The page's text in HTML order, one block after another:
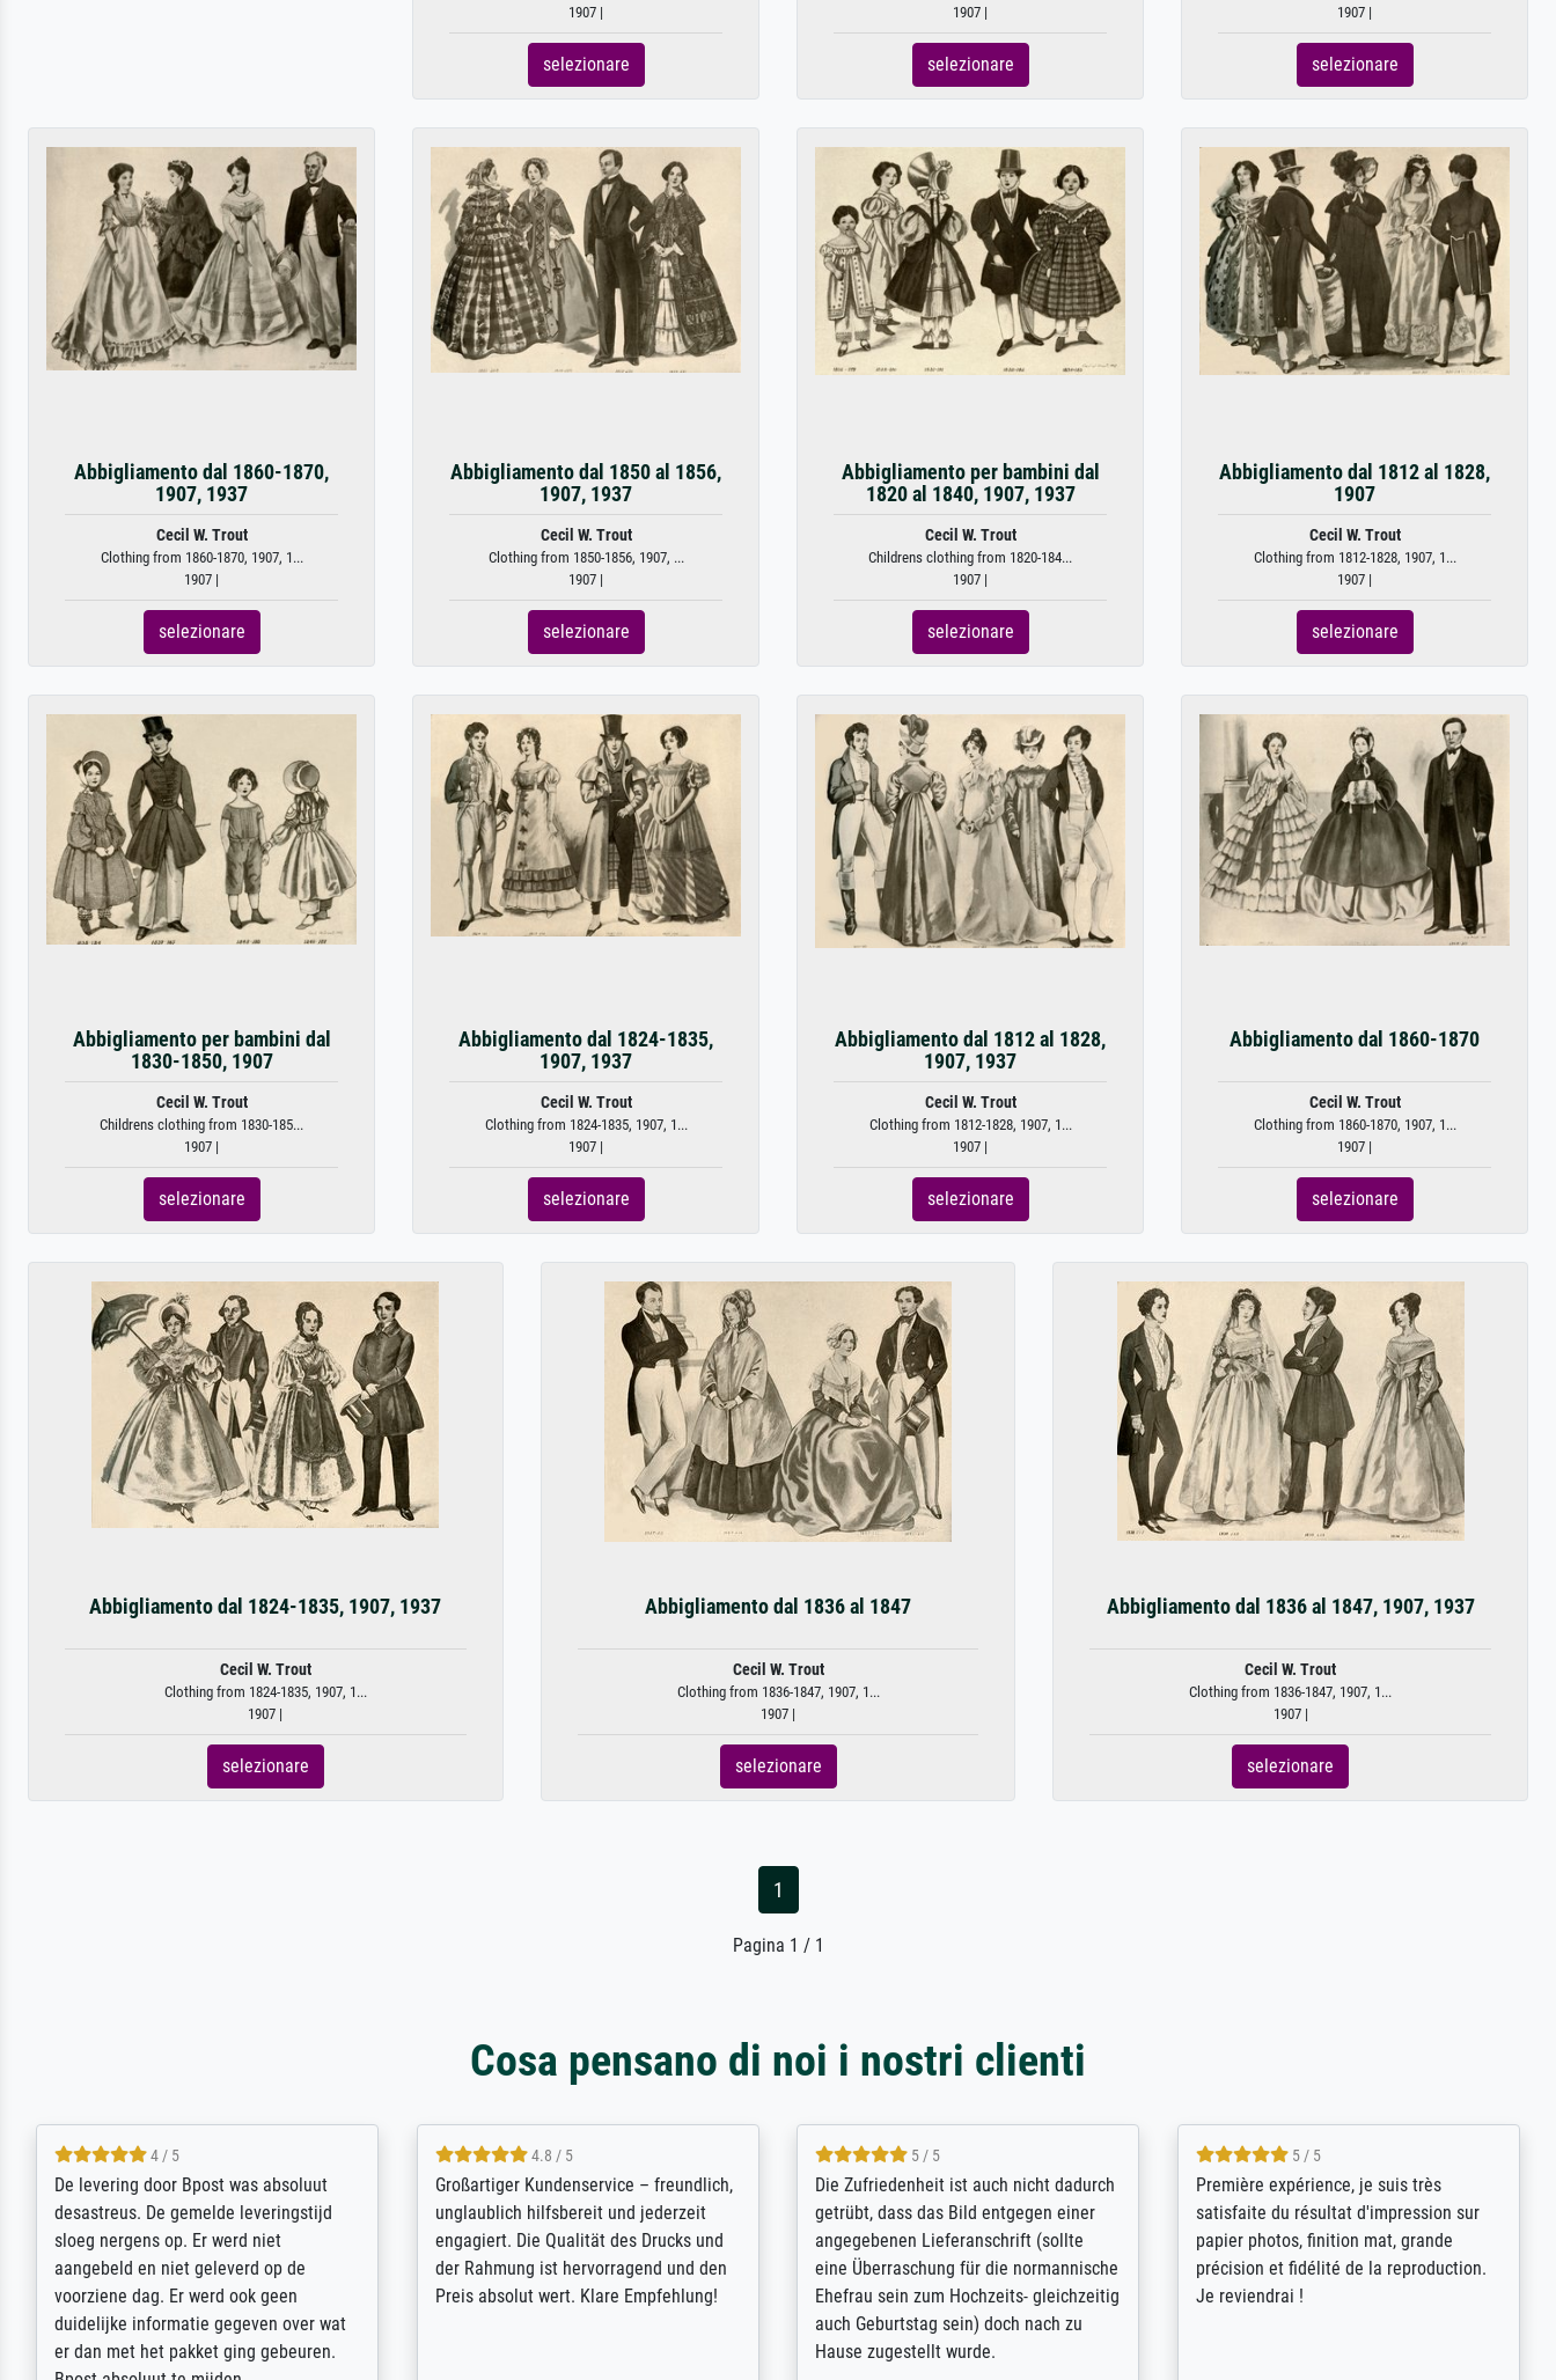
1907 |
selezionare
1907 |
selezionare
1907 |
selezionare
Abbigliamento dal 1860-1870,
1907, 1937
Cecil W. Trout
Clothing from 1860-1870, 1907, 1...
1907 |
selezionare
Abbigliamento dal 1850 al 1856,
1907, 1937
Cecil W. Trout
Clothing from 1850-1856, 1907, ...
1907 |
selezionare
Abbigliamento per bambini dal
1820 al 1840, 1907, 1937
Cecil W. Trout
Childrens clothing from 1820-184...
1907 |
selezionare
Abbigliamento dal 1812 al 1828,
1907
Cecil W. Trout
Clothing from 1812-1828, 1907, 1...
1907 |
selezionare
Abbigliamento per bambini dal
1830-1850, 1907
Cecil W. Trout
Childrens clothing from 1830-185...
1907 |
selezionare
Abbigliamento dal 1824-1835,
1907, 1937
Cecil W. Trout
Clothing from 1824-1835, 1907, 1...
1907 |
selezionare
Abbigliamento dal 1812 al 1828,
1907, 1937
Cecil W. Trout
Clothing from 1812-1828, 1907, 1...
1907 |
selezionare
Abbigliamento dal 1860-1870
Cecil W. Trout
Clothing from 1860-1870, 1907, 1...
1907 |
selezionare
Abbigliamento dal 1824-1835, 1907, 1937
Cecil W. Trout
Clothing from 1824-1835, 1907, 1...
1907 |
selezionare
Abbigliamento dal 1836 al 1847
Cecil W. Trout
Clothing from 1836-1847, 1907, 1...
1907 |
selezionare
Abbigliamento dal 1836 al 1847, 1907, 1937
Cecil W. Trout
Clothing from 1836-1847, 1907, 1...
1907 |
selezionare
1
Pagina 1 / 1
Cosa pensano di noi i nostri clienti
5 / 5
Sehr gute Qualität des Leinwanddrucks
und des Rahmens! Unser Bild wurde
sehr sorgfältig und sicher verpackt, so
dass es unbeschadet bei uns ankam. Es
wird nicht unser letzter Meisterdruck
sein. Vielen Dank!
5 / 5
Für ein Erinnerungsbuch mit der
Feldpost meines Großvaters aus dem 1.
Weltkrieg benötigte ich ein
ausdrucksvolles Bild. Das habe ich bei
Ihnen gefunden. Bei der Auswahl der
4.8 / 5
Hervorragende Qualität. Man kann sich
vieles anpassen lassen, wie z.B.:
Randentfernung, Farbe, Helligkeit,
Kontrast und Weiteres. Sehr freundliche
Kontaktperson per Mail. Das Bild (ein
Kunstdruck) wurde sehr gut verpackt -
sehr starke Papprolle mit Plastikdeckeln
4.8 / 5
Qualité absolument irréprochable.
Extraordinaire diversité des thèmes
abordés et personnalisation des
demandes (recadrage, réajustement des
couleurs). Relation clientèle parfaite.